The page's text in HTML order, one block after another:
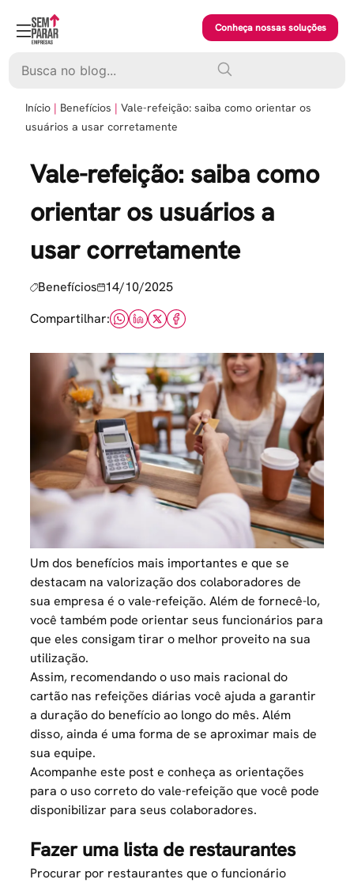
content
Conheça nossas soluções
Início Benefícios
Vale-refeição: saiba como orientar os
usuários a usar corretamente
Vale-refeição: saiba como
orientar os usuários a
usar corretamente
Benefícios 14/10/2025
Compartilhar:
Um dos benefícios mais importantes e que se
destacam navalorização dos colaboradores de
sua empresa é ovale-refeição. Além de fornecê-lo,
você também pode orientar seus funcionários para
que eles consigam tirar o melhor proveito na sua
utilização.
Assim, recomendando o uso mais racional do
cartão nas refeições diárias você ajuda a garantir
a duração do benefício ao longo do mês. Além
disso, ainda é uma forma de se aproximar mais de
sua equipe.
Acompanhe este post e conheça as orientações
para o uso correto do vale-refeição que você pode
disponibilizar para seus colaboradores.
Fazer uma lista de restaurantes
Procurar por restaurantes que o funcionário